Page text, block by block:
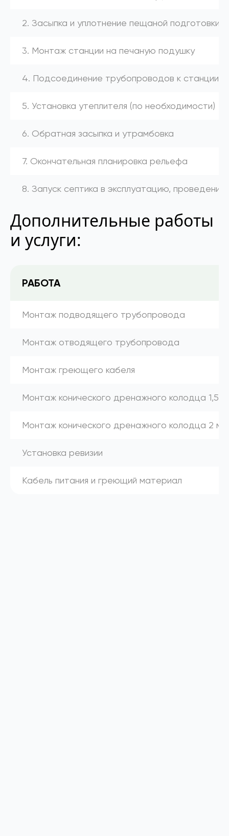
2. Засыпка и уплотнение пещаной подготовки
3. Монтаж станции на печаную подушку
4. Подсоединение трубопроводов к станции
5. Установка утеплителя (по необходимости)
6. Обратная засыпка и утрамбовка
7. Окончательная планировка рельефа
8. Запуск септика в эксплуатацию,
Дополнительные работы
и услуги:
РАБОТА
Монтаж подводящего трубопровода
Монтаж отводящего трубопровода
Монтаж греющего кабеля
Монтаж конического дренажного колодца 1,5 м
Монтаж конического дренажного колодца 2 м
Установка ревизии
Кабель питания и греющий материал